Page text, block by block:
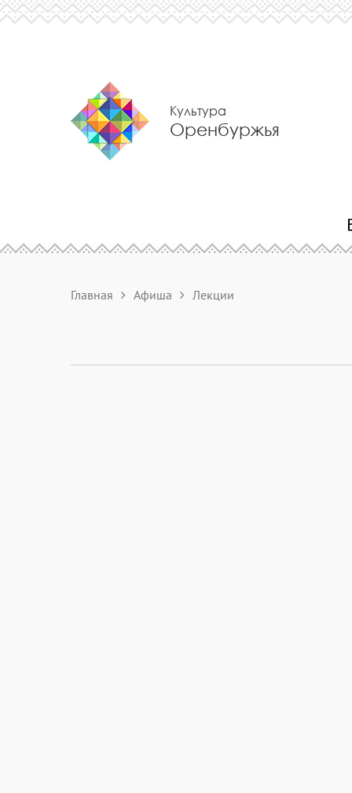
Культура
Оренбуржья
Главная Афиша Лекции